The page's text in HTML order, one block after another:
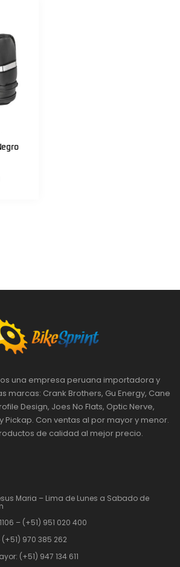
una empresa peruana importadora y
marcas: Crank Brothers, Gu Energy, Cane
Design, Joes No Flats, Optic Nerve,
Pickap. Con ventas al por mayor y menor.
de calidad al mejor precio.
Maria – Lima de Lunes a Sabado de
– (+51) 951 020 400
970 385 262
(+51) 947 134 611